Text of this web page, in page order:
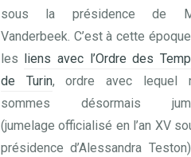
sous la présidence de
Vanderbeek. C’est à cette
les liens avec l’Ordre des
de Turin, ordre avec lequel
sommes désormais
(jumelage officialisé en l’an XV
présidence d’Alessandra